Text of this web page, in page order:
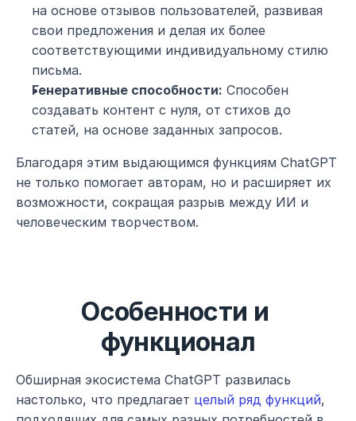
на основе отзывов пользователей, развивая
свои предложения и делая их более
соответствующими индивидуальному стилю
письма.
Генеративные способности: Способен
создавать контент с нуля, от стихов до
статей, на основе заданных запросов.
Благодаря этим выдающимся функциям ChatGPT
не только помогает авторам, но и расширяет их
возможности, сокращая разрыв между ИИ и
человеческим творчеством.
Особенности и
функционал
Обширная экосистема ChatGPT развилась
настолько, что предлагает целый ряд функций,